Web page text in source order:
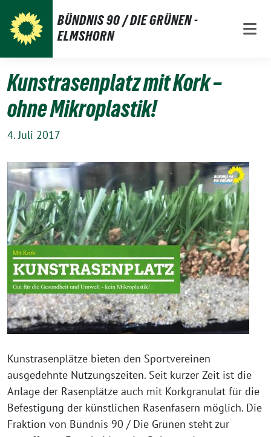
zum
Inhalt
BÜNDNIS 90 / DIE GRÜNEN -
ELMSHORN
Kunstrasenplatz mit Kork –
ohne Mikroplastik!
4. Juli 2017
Kunstrasenplätze bieten den Sportvereinen
ausgedehnte Nutzungszeiten. Seit kurzer Zeit ist die
Anlage der Rasenplätze auch mit Korkgranulat für die
Befestigung der künstlichen Rasenfasern möglich. Die
Fraktion von Bündnis 90 / Die Grünen steht zur